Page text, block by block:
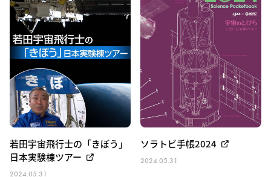
宇宙のしごと
宇宙のくらし その他
若田宇宙飛行士の「きぼう」
日本実験棟ツアー
2024.05.31
ソラトビ手帳2024
2024.05.31